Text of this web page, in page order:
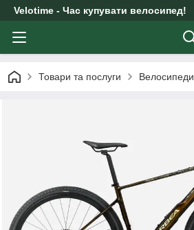
Velotime - Час купувати велосипед!
Товари та послуги Велосипеди